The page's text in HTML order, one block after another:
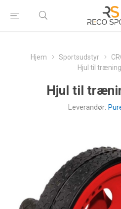
Hjem Sportsudstyr
Hjul til
Hjul til
Leverandør: